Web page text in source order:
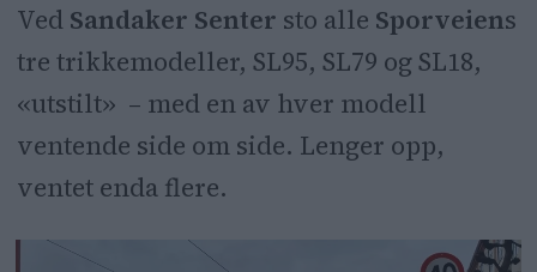
Ved Sandaker Senter sto alle Sporveiens
tre trikkemodeller, SL95, SL79 og SL18,
«utstilt» – med en av hver modell
ventende side om side. Lenger opp,
ventet enda flere.